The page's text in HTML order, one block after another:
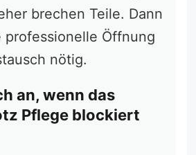
brechen Teile. Dann
Öffnung
nötig.
an, wenn das
Pflege blockiert